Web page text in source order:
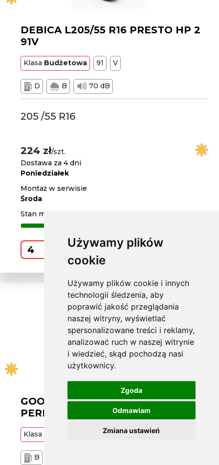
Używamy plików
cookie
Używamy plików cookie i innych
technologii śledzenia, aby
poprawić jakość przeglądania
naszej witryny, wyświetlać
spersonalizowane treści i reklamy,
analizować ruch w naszej witrynie
i wiedzieć, skąd pochodzą nasi
użytkownicy.
Zgoda
Odmawiam
Zmiana ustawień
DEBICA L205/55 R16 PRESTO HP 2
91V
Klasa Budżetowa 91 V
D B 70 dB
205 /55 R16
224 zł/szt.
Dostawa za 4 dni
Poniedziałek
Montaż w serwisie
Środa
Stan magazynowy
Kup
GOOD-YEAR L205/55 R16 EFFIGRIP
PERF 2 91H
Klasa H
B